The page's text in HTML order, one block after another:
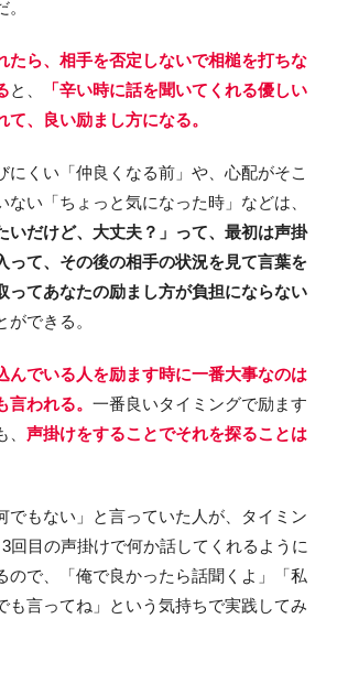
たら、相手を否定しないで相槌を打ちな
と、
「辛い時に話を聞いてくれる優しい
て、良い励まし方になる。
にくい「仲良くなる前」や、心配がそこ
ない「ちょっと気になった時」などは、
いだけど、大丈夫？」って、最初は声掛
って、その後の相手の状況を見て言葉を
ってあなたの励まし方が負担にならない
できる。
んでいる人を励ます時に一番大事なのは
言われる。 一番良いタイミングで励ます
声掛けをすることでそれを探ることは
でもない」と言っていた人が、タイミン
回目の声掛けで何か話してくれるように
ので、「俺で良かったら話聞くよ」「私
も言ってね」という気持ちで実践してみ